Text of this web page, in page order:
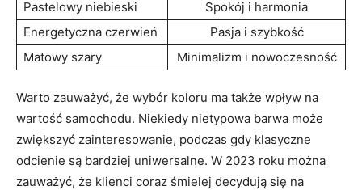
Pastelowy niebieski
Spokój i harmonia
Energetyczna czerwień
Pasja i szybkość
Matowy szary
Minimalizm i nowoczesność
Warto zauważyć, że wybór koloru ma także wpływ na
wartość samochodu. Niekiedy nietypowa barwa może
zwiększyć zainteresowanie, podczas gdy klasyczne
odcienie są bardziej uniwersalne. W 2023 roku można
zauważyć, że klienci coraz śmielej decydują się na